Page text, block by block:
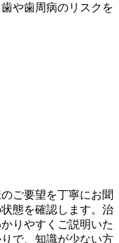
や歯周病のリスクを
ご要望を丁寧にお聞
態を確認します。治
りやすくご説明いた
で、知識が少ない方